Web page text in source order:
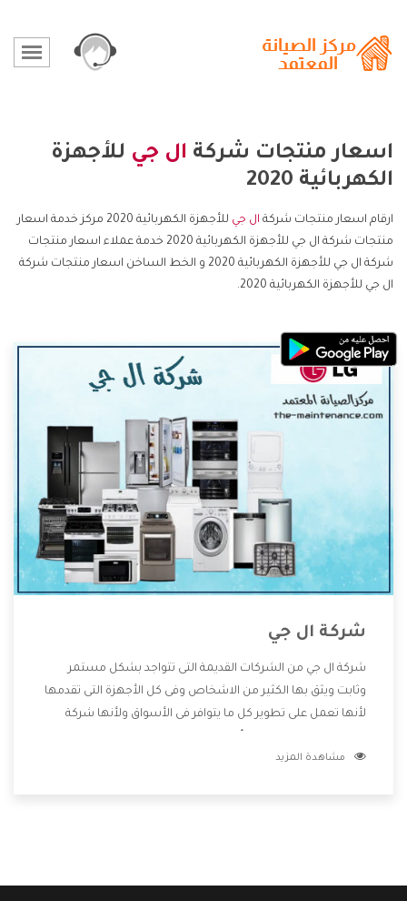
اسعار منتجات شركة ال جي للأجهزة
الكهربائية 2020
ارقام اسعار منتجات شركة ال جي
للأجهزة الكهربائية 2020 مركز خدمة اسعار
منتجات شركة ال جي للأجهزة الكهربائية 2020 خدمة عملاء اسعار منتجات
شركة ال جي للأجهزة الكهربائية 2020 و الخط الساخن اسعار منتجات شركة
ال جي للأجهزة الكهربائية 2020.
شركة ال جي
شركة ال جي من الشركات القديمة التى تتواجد بشكل مستمر
وثابت ويثق بها الكثير من الاشخاص وفى كل الأجهزة التى تقدمها
لأنها تعمل على تطوير كل ما يتوافر فى الأسواق ولأنها شركة
وتقدم للعملاء أقوى العروض والخصومات التى تسهل على
مشاهدة المزيد